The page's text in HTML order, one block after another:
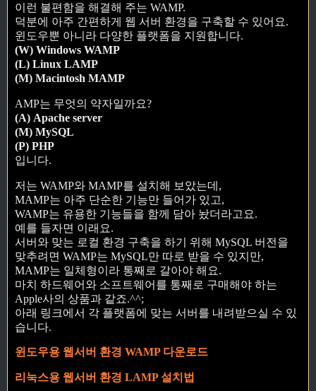
이런 불편함을 해결해 주는 WAMP.
덕분에 아주 간편하게 웹 서버 환경을 구축할 수 있어요.
윈도우뿐 아니라 다양한 플랫폼을 지원합니다.
(W) Windows WAMP
(L) Linux LAMP
(M) Macintosh MAMP
AMP는 무엇의 약자일까요?
(A) Apache server
(M) MySQL
(P) PHP
입니다.
저는 WAMP와 MAMP를 설치해 보았는데,
MAMP는 아주 단순한 기능만 들어가 있고,
WAMP는 유용한 기능들을 함께 담아 놨더라고요.
예를 들자면 이래요.
서버와 맞는 로컬 환경 구축을 하기 위해 MySQL 버전을
맞추려면 WAMP는 MySQL만 따로 받을 수 있지만,
MAMP는 일체형이라 통째로 갈아야 해요.
마치 하드웨어와 소프트웨어를 통째로 구매해야 하는
Apple사의 상품과 같죠.^^;
아래 링크에서 각 플랫폼에 맞는 서버를 내려받으실 수 있
습니다.
윈도우용 웹서버 환경 WAMP 다운로드
리눅스용 웹서버 환경 LAMP 설치법